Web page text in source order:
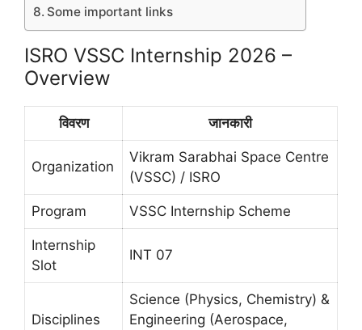
Some important links
ISRO VSSC Internship 2026 –
Overview
विवरण जानकारी
Organization
Vikram Sarabhai Space Centre
(VSSC) / ISRO
Program VSSC Internship Scheme
Internship
Slot
INT 07
Disciplines
Science (Physics, Chemistry) &
Engineering (Aerospace,